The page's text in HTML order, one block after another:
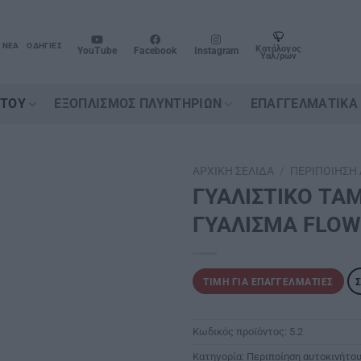
ΝΈΑ ΟΔΗΓΊΕΣ YouTube Facebook Instagram Κατάλογος
Υαλ/ρων
ΕΞΟΠΛΙΣΜΌΣ ΠΛΥΝΤΗΡΊΩΝ
ΑΡΧΙΚΉ ΣΕΛΊΔΑ
ΓΥΑΛΙΣΤΙΚΟ
ΓΥΑΛΙΣΜΑ
ΤΙΜΉ ΓΙΑ ΕΠΑΓΓΕΛΜΑΤΊΕΣ
Κωδικός προϊόντος: 5.2
Κατηγορία: Περιποίηση αυτοκινήτου